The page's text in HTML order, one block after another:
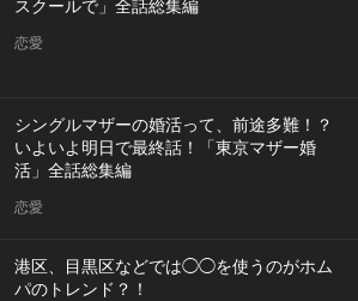
恋愛
シングルマザーの婚活って、前途多難！？
いよいよ明日で最終話！「東京マザー婚
活」全話総集編
恋愛
港区、目黒区などでは◯◯を使うのがホム
パのトレンド？！